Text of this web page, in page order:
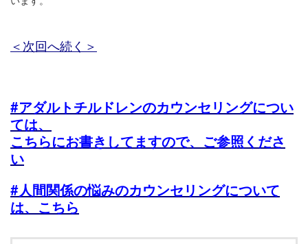
＜次回へ続く＞
#アダルトチルドレンのカウンセリングについ
ては、
こちらにお書きしてますので、ご参照くださ
い
#人間関係の悩みのカウンセリングについて
は、こちら